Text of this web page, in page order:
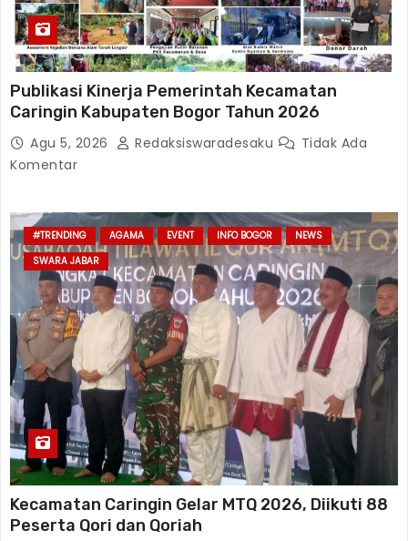
Publikasi Kinerja Pemerintah Kecamatan
Caringin Kabupaten Bogor Tahun 2026
Agu 5, 2026 Redaksiswaradesaku
Tidak Ada
Komentar
#TRENDING AGAMA EVENT INFO BOGOR
NEWS
SWARA JABAR
Kecamatan Caringin Gelar MTQ 2026, Diikuti 88
Peserta Qori dan Qoriah